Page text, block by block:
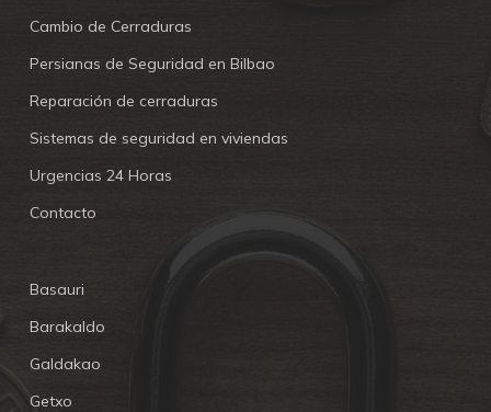
Cambio de Cerraduras
Persianas de Seguridad en Bilbao
Reparación de cerraduras
Sistemas de seguridad en viviendas
Urgencias 24 Horas
Contacto
Basauri
Barakaldo
Galdakao
Getxo